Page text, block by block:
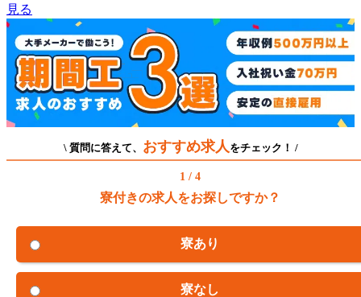
見る
\ 質問に答えて、 おすすめ求人 をチェック！ /
1 / 4
寮付きの求人をお探しですか？
寮あり
寮なし